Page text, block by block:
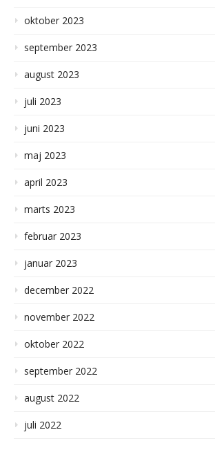
oktober 2023
september 2023
august 2023
juli 2023
juni 2023
maj 2023
april 2023
marts 2023
februar 2023
januar 2023
december 2022
november 2022
oktober 2022
september 2022
august 2022
juli 2022